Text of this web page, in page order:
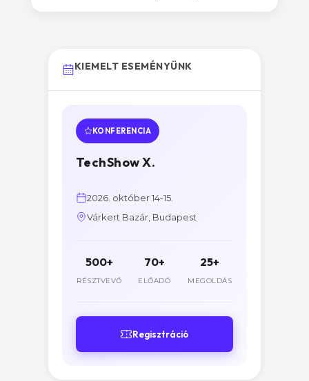
KIEMELT ESEMÉNYÜNK
KONFERENCIA
TechShow X.
2026. október 14-15.
Várkert Bazár, Budapest
500+
RÉSZTVEVŐ
70+
ELŐADÓ
25+
MEGOLDÁS
Regisztráció